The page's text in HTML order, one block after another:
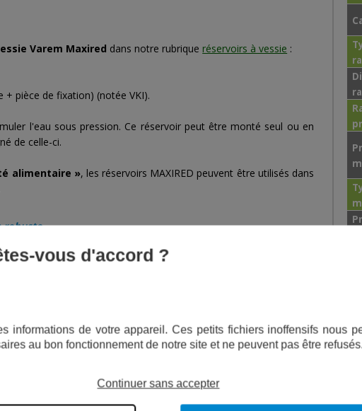
Varem Maxired dans notre rubrique réservoirs à vessie :
pièce de fixation) (notée VKI).
l'eau sous pression. Ce réservoir peut être monté seul ou en
de celle-ci.
alimentaire », les réservoirs MAXIRED peuvent être utilisés dans
robuste
seule pièce puis fixée à l'intérieur des réservoirs de 100 à 1 000
par résistance contrôlée électroniquement apportent toutes
vous d'accord ?
informations de votre appareil. Ces petits fichiers inoffensifs nous
au bon fonctionnement de notre site et ne peuvent pas être
Continuer sans accepter